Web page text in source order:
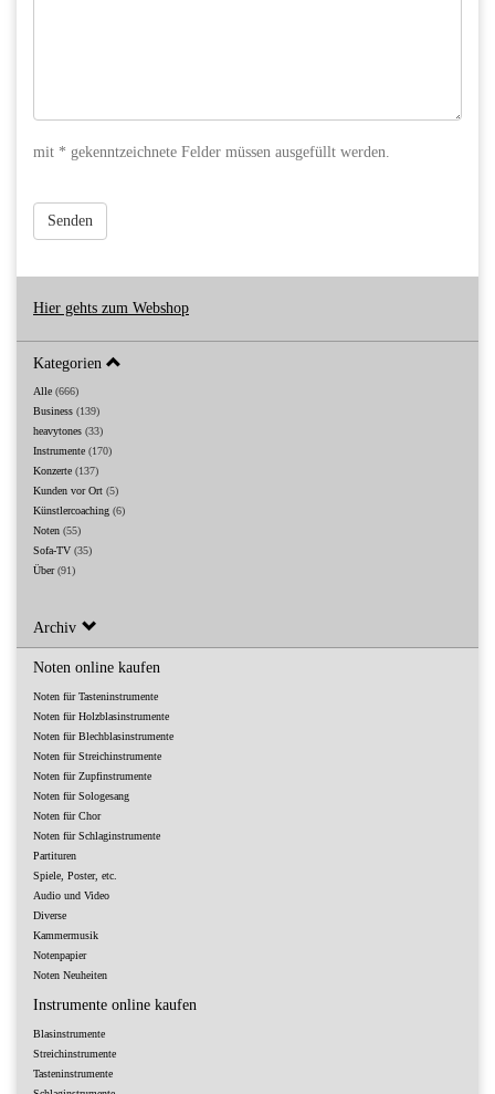
mit * gekenntzeichnete Felder müssen ausgefüllt werden.
Senden
Hier gehts zum Webshop
Kategorien
Alle (666)
Business (139)
heavytones (33)
Instrumente (170)
Konzerte (137)
Kunden vor Ort (5)
Künstlercoaching (6)
Noten (55)
Sofa-TV (35)
Über(91)
Archiv
Noten online kaufen
Noten für Tasteninstrumente
Noten für Holzblasinstrumente
Noten für Blechblasinstrumente
Noten für Streichinstrumente
Noten für Zupfinstrumente
Noten für Sologesang
Noten für Chor
Noten für Schlaginstrumente
Partituren
Spiele, Poster, etc.
Audio und Video
Diverse
Kammermusik
Notenpapier
Noten Neuheiten
Instrumente online kaufen
Blasinstrumente
Streichinstrumente
Tasteninstrumente